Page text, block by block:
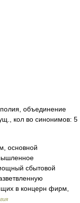
объединение
кол во синонимов: 5
основной
сбытовой
в концерн фирм,